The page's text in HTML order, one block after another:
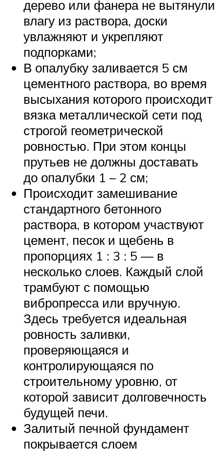
дерево или фанера не вытянули
влагу из раствора, доски
увлажняют и укрепляют
подпорками;
В опалубку заливается 5 см
цементного раствора, во время
высыхания которого происходит
вязка металлической сети под
строгой геометрической
ровностью. При этом концы
прутьев не должны доставать
до опалубки 1 – 2 см;
Происходит замешивание
стандартного бетонного
раствора, в котором участвуют
цемент, песок и щебень в
пропорциях 1 : 3 : 5 — в
несколько слоев. Каждый слой
трамбуют с помощью
вибропресса или вручную.
Здесь требуется идеальная
ровность заливки,
проверяющаяся и
контролирующаяся по
строительному уровню, от
которой зависит долговечность
будущей печи.
Залитый печной фундамент
покрывается слоем